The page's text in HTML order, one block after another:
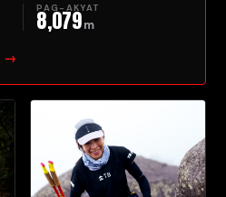
PAG-AKYAT
8,079m
→